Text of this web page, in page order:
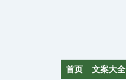
首页 文案大全